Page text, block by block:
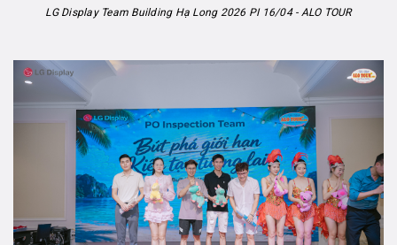
LG Display Team Building Hạ Long 2026 PI 16/04 - ALO TOUR